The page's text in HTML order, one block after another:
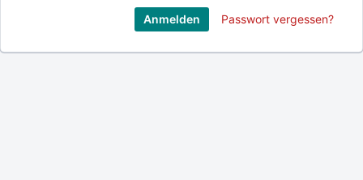
Passwort vergessen?